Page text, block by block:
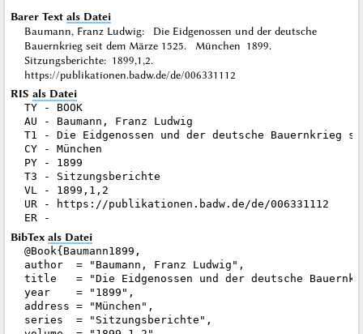
Barer Text als Datei
Baumann, Franz Ludwig: Die Eidgenossen und der deutsche
Bauernkrieg seit dem Märze 1525. München 1899.
Sitzungsberichte: 1899,1,2.
https://publikationen.badw.de/de/006331112
RIS als Datei
TY - BOOK
AU - Baumann, Franz Ludwig
T1 - Die Eidgenossen und der deutsche Bauernkrieg
CY - München
PY - 1899
T3 - Sitzungsberichte
VL - 1899,1,2
UR - https://publikationen.badw.de/de/006331112
BibTex als Datei
@Book{Baumann1899,
author  = "Baumann, Franz Ludwig",
title   = "Die Eidgenossen und der deutsche
year    = "1899",
address = "München",
series  = "Sitzungsberichte",